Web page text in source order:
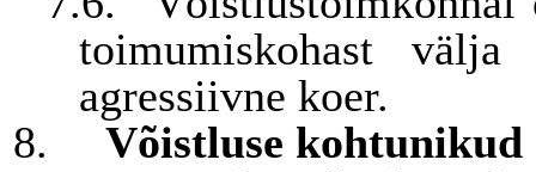
toimumiskohast
agressiivne koer.
8.
Võistluse kohtunikud